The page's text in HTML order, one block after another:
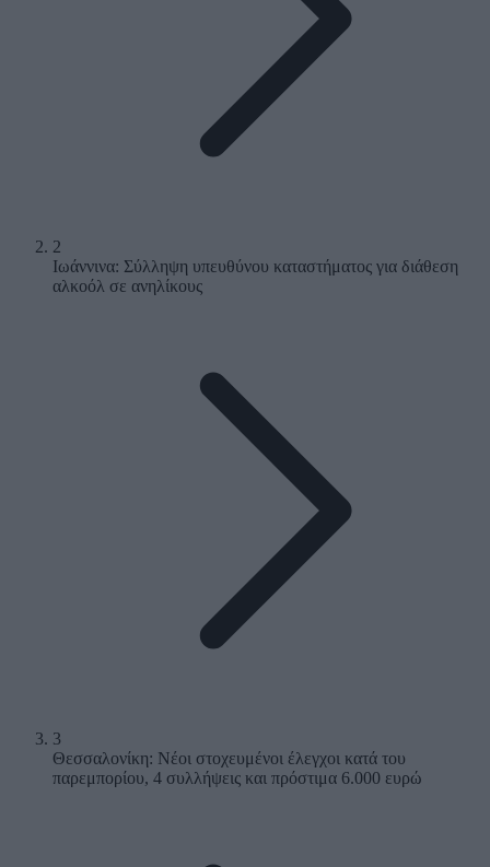
2
Ιωάννινα: Σύλληψη υπευθύνου καταστήματος για διάθεση
αλκοόλ σε ανηλίκους
3
Θεσσαλονίκη: Νέοι στοχευμένοι έλεγχοι κατά του
παρεμπορίου, 4 συλλήψεις και πρόστιμα 6.000 ευρώ